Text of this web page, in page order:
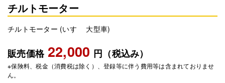
チルトモーター
チルトモーター (いすゞ 大型車)
販売価格 22,000 円（税込み）
※保険料、税金（消費税は除く）、登録等に伴う費用等は含まれておりませ
ん。